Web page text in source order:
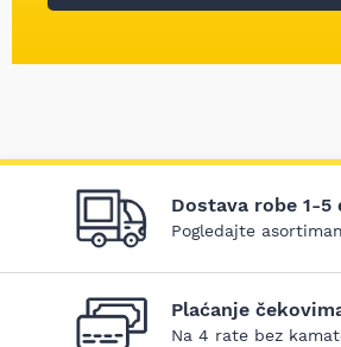
Dostava robe 1-5
Pogledajte asortiman
Plaćanje
Na 4 rate bez